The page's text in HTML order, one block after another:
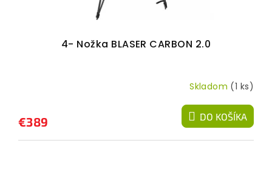
4- Nožka BLASER CARBON 2.0
Skladom (1 ks)
€389 DO KOŠÍKA